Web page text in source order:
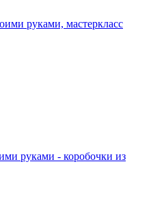
руками, мастеркласс
руками - коробочки из